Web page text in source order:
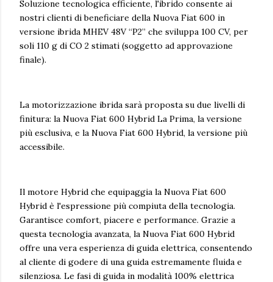
Soluzione tecnologica efficiente, l'ibrido consente ai
nostri clienti di beneficiare della Nuova Fiat 600 in
versione ibrida MHEV 48V “P2” che sviluppa 100 CV, per
soli 110 g di CO 2 stimati (soggetto ad approvazione
finale).
La motorizzazione ibrida sarà proposta su due livelli di
finitura: la Nuova Fiat 600 Hybrid La Prima, la versione
più esclusiva, e la Nuova Fiat 600 Hybrid, la versione più
accessibile.
Il motore Hybrid che equipaggia la Nuova Fiat 600
Hybrid è l'espressione più compiuta della tecnologia.
Garantisce comfort, piacere e performance. Grazie a
questa tecnologia avanzata, la Nuova Fiat 600 Hybrid
offre una vera esperienza di guida elettrica, consentendo
al cliente di godere di una guida estremamente fluida e
silenziosa. Le fasi di guida in modalità 100% elettrica